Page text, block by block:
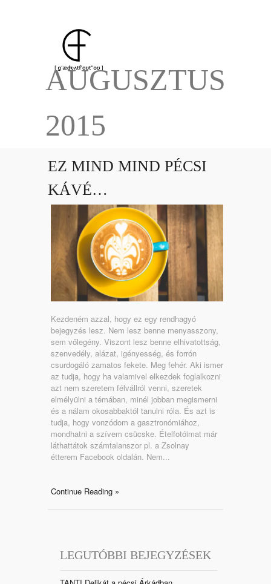
AUGUSZTUS
2015
EZ MIND MIND PÉCSI
KÁVÉ…
Kezdeném azzal, hogy ez egy rendhagyó
bejegyzés lesz. Nem lesz benne menyasszony,
sem vőlegény. Viszont lesz benne elhivatottság,
szenvedély, alázat, igényesség, és forrón
csurdogáló zamatos fekete. Meg fehér. Aki ismer
az tudja, hogy ha valamivel elkezdek foglalkozni
azt nem szeretem félvállról venni, szeretek
elmélyülni a témában, minél jobban megismerni
és a nálam okosabbaktól tanulni róla. És azt is
tudja, hogy vonzódom a gasztronómiához,
mondhatni a szívem csücske. Ételfotóimat már
láthattátok számtalanszor pl. a Zsolnay
étterem Facebook oldalán. Nem...
Continue Reading »
LEGUTÓBBI BEJEGYZÉSEK